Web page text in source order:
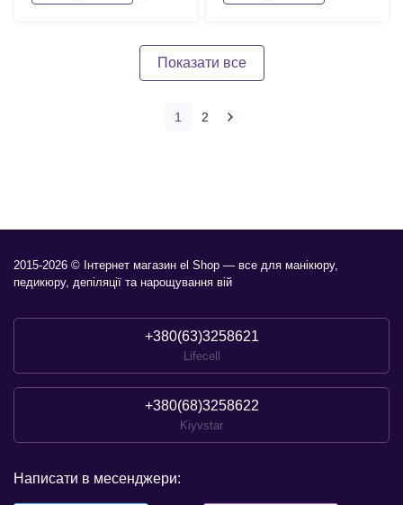
Показати все
1 2
2015-2026 © Інтернет магазин el Shop — все для манікюру,
педикюру, депіляції та нарощування вій
+380(63)3258621
Lifecell
+380(68)3258622
Kiyvstar
Написати в месенджери: